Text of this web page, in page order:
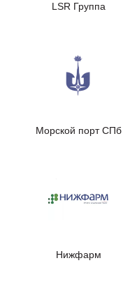
LSR Группа
Морской порт СПб
Нижфарм